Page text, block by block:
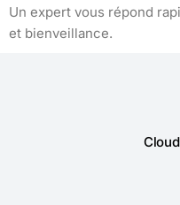
Un expert vous répond
et bienveillance.